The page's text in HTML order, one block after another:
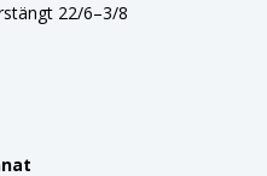
22/6–3/8